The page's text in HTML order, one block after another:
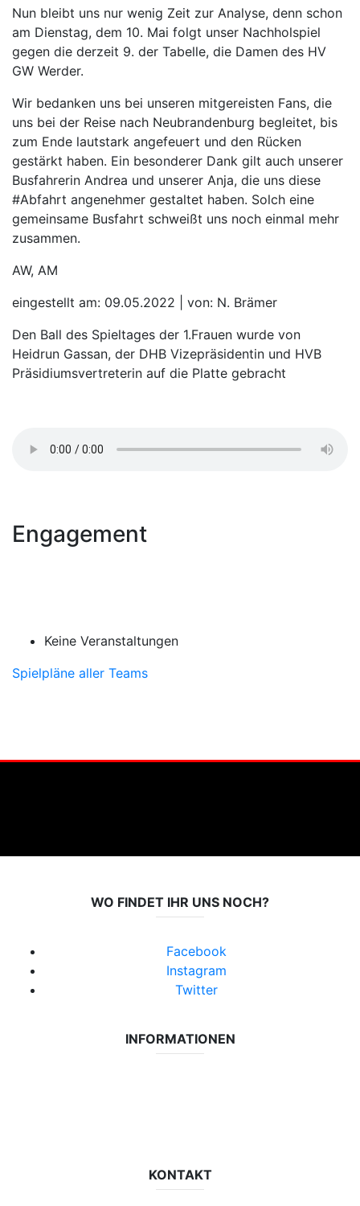
Nun bleibt uns nur wenig Zeit zur Analyse, denn schon
am Dienstag, dem 10. Mai folgt unser Nachholspiel
gegen die derzeit 9. der Tabelle, die Damen des HV
GW Werder.
Wir bedanken uns bei unseren mitgereisten Fans, die
uns bei der Reise nach Neubrandenburg begleitet, bis
zum Ende lautstark angefeuert und den Rücken
gestärkt haben. Ein besonderer Dank gilt auch unserer
Busfahrerin Andrea und unserer Anja, die uns diese
#Abfahrt angenehmer gestaltet haben. Solch eine
gemeinsame Busfahrt schweißt uns noch einmal mehr
zusammen.
AW, AM
eingestellt am: 09.05.2022 | von: N. Brämer
Den Ball des Spieltages der 1.Frauen wurde von
Heidrun Gassan, der DHB Vizepräsidentin und HVB
Präsidiumsvertreterin auf die Platte gebracht
Engagement
Keine Veranstaltungen
Spielpläne aller Teams
WO FINDET IHR UNS NOCH?
Facebook
Instagram
Twitter
INFORMATIONEN
KONTAKT